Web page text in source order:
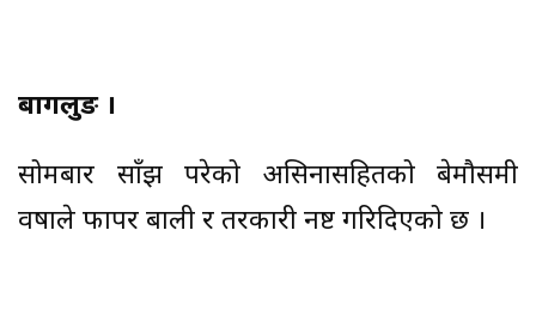
बागलुङ ।
सोमबार साँझ परेको असिनासहितको बेमौसमी
वर्षाले फापर बाली र तरकारी नष्ट गरिदिएको छ ।